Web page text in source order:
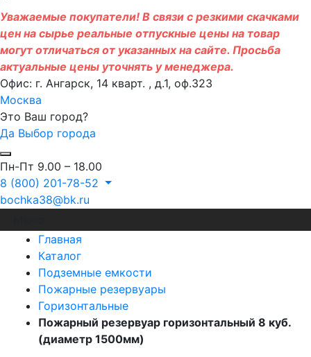
Уважаемые покупатели! В связи с резкими скачками
цен на сырье реальные отпускные цены на товар
могут отличаться от указанных на сайте. Просьба
актуальные цены уточнять у менеджера.
Офис: г. Ангарск, 14 кварт. , д.1, оф.323
Москва
Это Ваш город?
Да Выбор города
Пн-Пт 9.00 – 18.00
8 (800) 201-78-52
bochka38@bk.ru
Главная
Каталог
Подземные емкости
Пожарные резервуары
Горизонтальные
Пожарный резервуар горизонтальный 8 куб.
(диаметр 1500мм)